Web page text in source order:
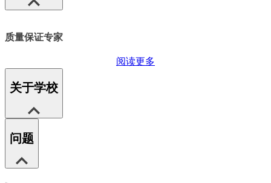
质量保证专家
阅读更多
关于学校
问题